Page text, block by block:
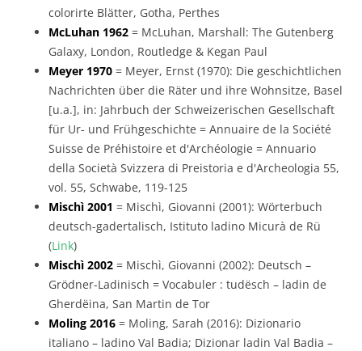
colorirte Blätter, Gotha, Perthes
McLuhan 1962 = McLuhan, Marshall: The Gutenberg
Galaxy, London, Routledge & Kegan Paul
Meyer 1970 = Meyer, Ernst (1970): Die geschichtlichen
Nachrichten über die Räter und ihre Wohnsitze, Basel
[u.a.], in: Jahrbuch der Schweizerischen Gesellschaft
für Ur- und Frühgeschichte = Annuaire de la Société
Suisse de Préhistoire et d'Archéologie = Annuario
della Società Svizzera di Preistoria e d'Archeologia 55,
vol. 55, Schwabe, 119-125
Mischì 2001 = Mischì, Giovanni (2001): Wörterbuch
deutsch-gadertalisch, Istituto ladino Micurà de Rü
(Link)
Mischì 2002 = Mischì, Giovanni (2002): Deutsch –
Grödner-Ladinisch = Vocabuler : tudësch – ladin de
Gherdëina, San Martin de Tor
Moling 2016 = Moling, Sarah (2016): Dizionario
italiano – ladino Val Badia; Dizionar ladin Val Badia –